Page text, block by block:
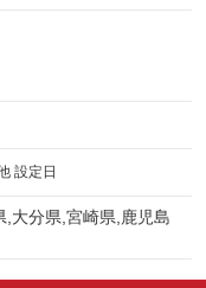
設定日
大分県,宮崎県,鹿児島